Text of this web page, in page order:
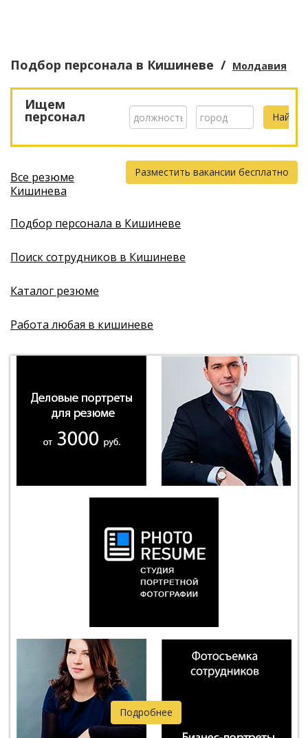
Подбор персонала в Кишиневе / Молдавия
Ищем
персонал
Разместить вакансии бесплатно
Все резюме
Кишинева
Подбор персонала в Кишиневе
Поиск сотрудников в Кишиневе
Каталог резюме
Работа любая в кишиневе
Подробнее